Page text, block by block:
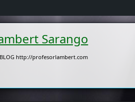
Sarango
http://profesorlambert.com